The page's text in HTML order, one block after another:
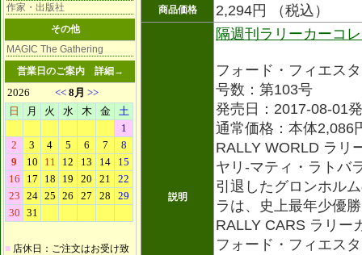
作家・出版社
その他
MAGIC The Gathering
営業日のご案内 詳細→
■ 店休日：ご注文はお受け致
商品価格 2,294円 （税込）
説明
隔週刊ラリーカーコ
フォード・フィエス
号数：第103号
発売日：2017-08-01
通常価格：本体2,086
RALLY WORLD ラリ
ヤリ-マティ・ラトバ
引退したグロンホル
ラは、史上最年少優
RALLY CARS ラリー
フォード・フィエス